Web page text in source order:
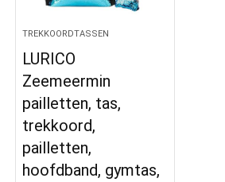
TREKKOORDTASSEN
LURICO
Zeemeermin
pailletten, tas,
trekkoord,
pailletten,
hoofdband, gymtas,